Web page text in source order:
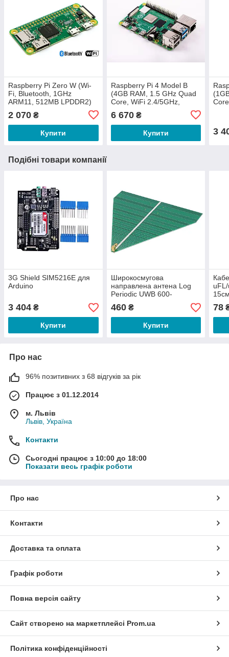
Raspberry Pi Zero W (Wi-
Fi, Bluetooth, 1GHz
ARM11, 512MB LPDDR2)
2 070 ₴
Купити
Raspberry Pi 4 Model B
(4GB RAM, 1.5 GHz Quad
Core, WiFi 2.4/5GHz,
6 670₴
Купити 3
Подібні товари компанії
3G Shield SIM5216E для
Arduino
3 404 ₴
Купити
Широкосмугова
направлена антена Log
Periodic UWB 600-
6000МГц, +7дБ
460₴
Купити
78
Про нас
96% позитивних з 68 відгуків за рік
Працює з 01.12.2014
м. Львів
Львів, Україна
Контакти
Сьогодні працює з 10:00 до 18:00
Показати весь графік роботи
Про нас
Контакти
Доставка та оплата
Графік роботи
Повна версія сайту
Сайт створено на маркетплейсі Prom.ua
Політика конфіденційності